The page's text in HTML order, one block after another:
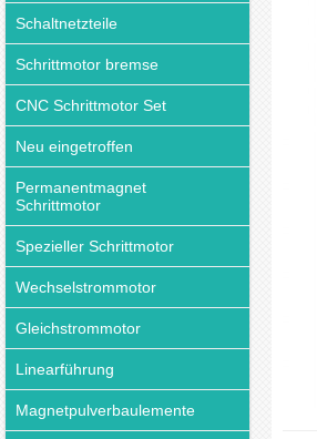
Schaltnetzteile
Schrittmotor bremse
CNC Schrittmotor Set
Neu eingetroffen
Permanentmagnet
Schrittmotor
Spezieller Schrittmotor
Wechselstrommotor
Gleichstrommotor
Linearführung
Magnetpulverbaulemente